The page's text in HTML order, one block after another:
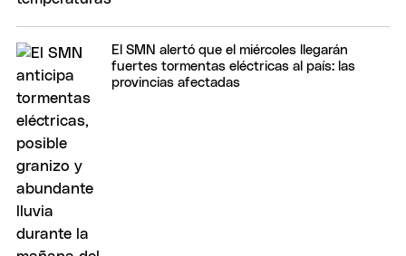
El SMN alertó que el miércoles llegarán
fuertes tormentas eléctricas al país: las
provincias afectadas